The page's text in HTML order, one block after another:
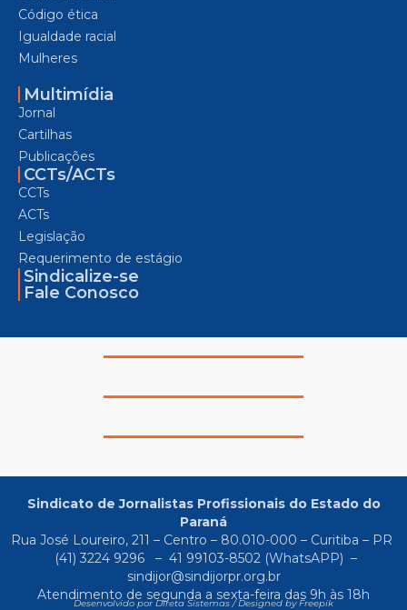
Código ética
Igualdade racial
Mulheres
Multimídia
Jornal
Cartilhas
Publicações
CCTs/ACTs
CCTs
ACTs
Legislação
Requerimento de estágio
Sindicalize-se
Fale Conosco
Sindicato de Jornalistas Profissionais do Estado do
Paraná
Rua José Loureiro, 211 – Centro – 80.010-000 – Curitiba – PR
(41) 3224 9296
– 41 99103-8502(WhatsAPP) –
sindijor@sindijorpr.org.br
Atendimento de segunda a sexta-feira das 9h às 18h
Desenvolvido por Direta Sistemas /Designed by Freepik